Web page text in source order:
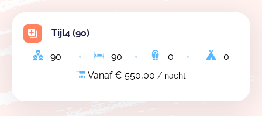
Tijl4 (90)
90 90 0
0
Vanaf € 550,00 / nacht